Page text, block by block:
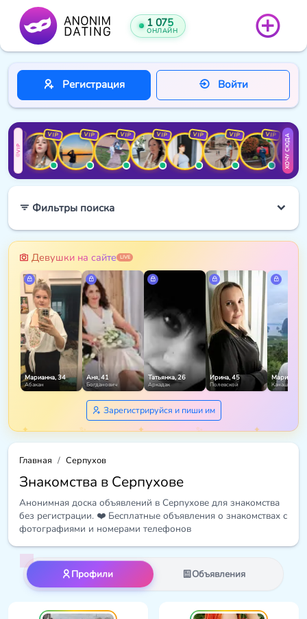
1 075
ОНЛАЙН
Регистрация Войти
VIP
VIP VIP VIP VIP VIP VIP VIP VIP VIP
ХОЧУ СЮДА
Фильтры поиска
Девушки на сайте LIVE
Марианна, 34
Абакан
Аня, 41
Богданович
Татьянка, 26
Аркадак
Ирина, 45
Полевской
Марина, 42
Канаш
Зарегистрируйся и пиши им
Главная Серпухов
Знакомства в Серпухове
Анонимная доска объявлений в Серпухове для знакомства
без регистрации. ❤️ Бесплатные объявления о знакомствах с
фотографиями и номерами телефонов
Профили Объявления